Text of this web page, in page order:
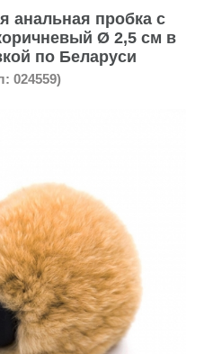
анальная пробка с
Ø 2,5 см в
по Беларуси
024559)